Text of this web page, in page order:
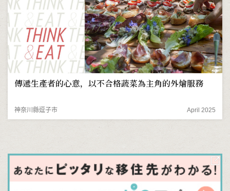
傳遞生產者的心意，以不合格蔬菜為主角的外燴服務
神奈川縣逗子市 April 2025